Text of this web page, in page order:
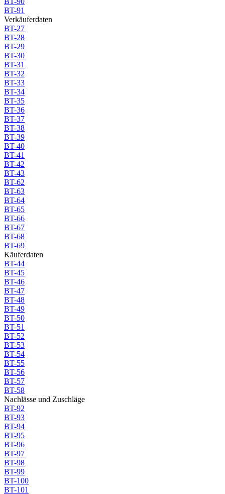
BT-91
Verkäuferdaten
BT-27
BT-28
BT-29
BT-30
BT-31
BT-32
BT-33
BT-34
BT-35
BT-36
BT-37
BT-38
BT-39
BT-40
BT-41
BT-42
BT-43
BT-62
BT-63
BT-64
BT-65
BT-66
BT-67
BT-68
BT-69
Käuferdaten
BT-44
BT-45
BT-46
BT-47
BT-48
BT-49
BT-50
BT-51
BT-52
BT-53
BT-54
BT-55
BT-56
BT-57
BT-58
Nachlässe und Zuschläge
BT-92
BT-93
BT-94
BT-95
BT-96
BT-97
BT-98
BT-99
BT-100
BT-101